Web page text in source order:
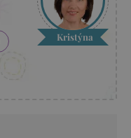
Kristýna